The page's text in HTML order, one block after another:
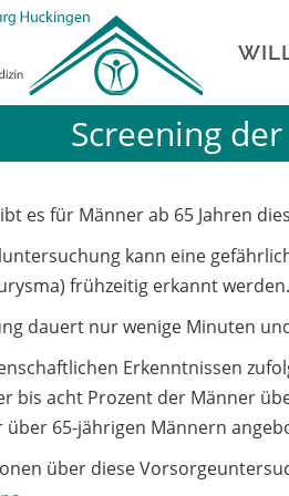
Screening
es für Männer ab 65 Jahren
kann eine
frühzeitig erkannt werden.
dauert nur wenige Minuten
Erkenntnissen
bis acht Prozent der Männer
über 65-jährigen Männern
über diese